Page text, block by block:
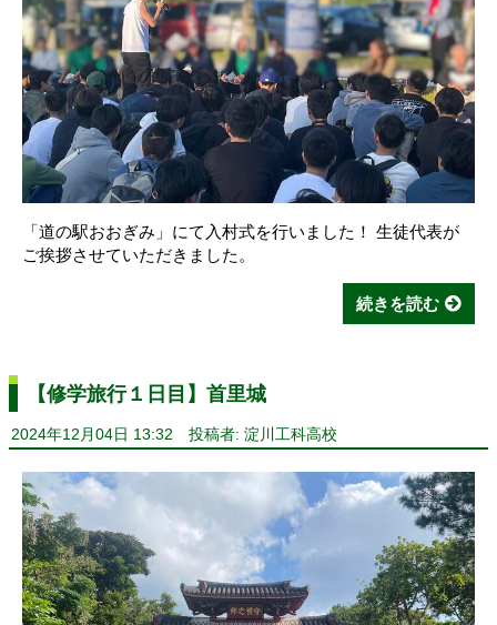
「道の駅おおぎみ」にて入村式を行いました！ 生徒代表が
ご挨拶させていただきました。
続きを読む
【修学旅行１日目】首里城
2024年12月04日 13:32 投稿者: 淀川工科高校